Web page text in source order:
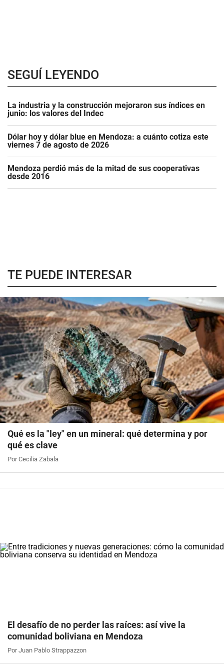
SEGUÍ LEYENDO
La industria y la construcción mejoraron sus índices en
junio: los valores del Indec
Dólar hoy y dólar blue en Mendoza: a cuánto cotiza este
viernes 7 de agosto de 2026
Mendoza perdió más de la mitad de sus cooperativas
desde 2016
TE PUEDE INTERESAR
Qué es la "ley" en un mineral: qué determina y por
qué es clave
Por Cecilia Zabala
El desafío de no perder las raíces: así vive la
comunidad boliviana en Mendoza
Por Juan Pablo Strappazzon